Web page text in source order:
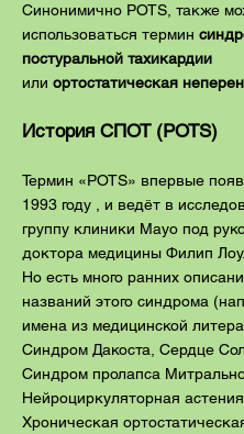
Синонимично POTS, также
использоваться термин
постуральной тахикардии
или ортостатическая
История СПОТ (POTS)
Термин «POTS» впервые
1993 году , и ведёт в
группу клиники Mayo под
доктора медицины Филип Лоу.
Но есть много ранних
названий этого синдрома
имена из медицинской
Синдром Дакоста, Сердце
Синдром пролапса
Нейроциркуляторная астения,
Хроническая